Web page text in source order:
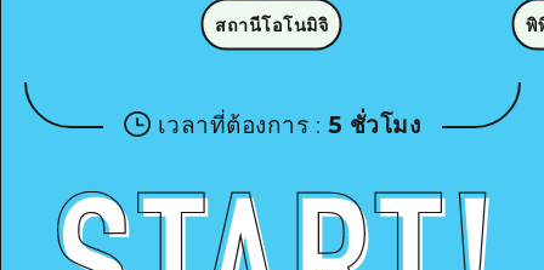
สถานีโอโนมิจิ พิ
เวลาที่ต้องการ : 5 ชั่วโมง